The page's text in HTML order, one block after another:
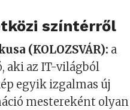
színtérről
(KOLOZSVÁR): a
aki az IT-világból
egyik izgalmas új
mestereként olyan